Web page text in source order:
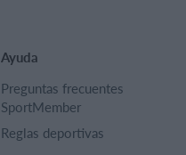
Ayuda
Preguntas frecuentes
SportMember
Reglas deportivas